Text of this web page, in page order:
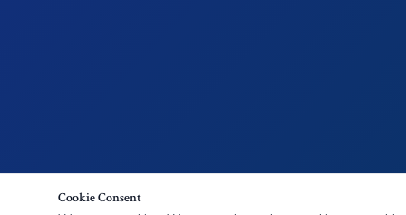
Cookie Consent